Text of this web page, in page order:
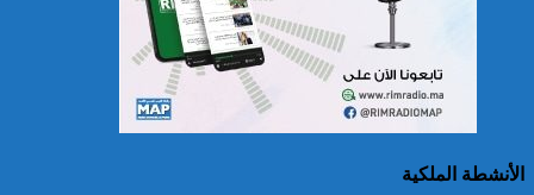
الأنشطة الملكية